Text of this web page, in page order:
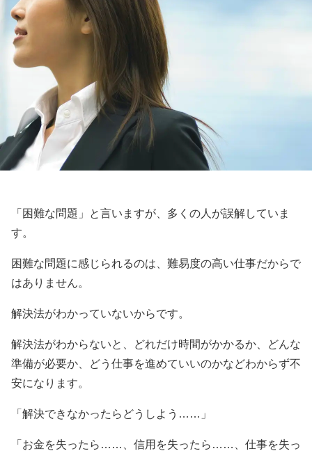
「困難な問題」と言いますが、多くの人が誤解していま
す。
困難な問題に感じられるのは、難易度の高い仕事だからで
はありません。
解決法がわかっていないからです。
解決法がわからないと、どれだけ時間がかかるか、どんな
準備が必要か、どう仕事を進めていいのかなどわからず不
安になります。
「解決できなかったらどうしよう……」
「お金を失ったら……、信用を失ったら……、仕事を失っ